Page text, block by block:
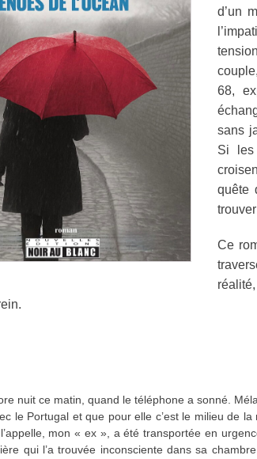
d’un
68,
sans
Si les
quête
Ce
nuit ce matin, quand le téléphone a sonné.
le Portugal et que pour elle c’est le milieu de
mon « ex », a été transportée en
qui l’a trouvée inconsciente dans sa